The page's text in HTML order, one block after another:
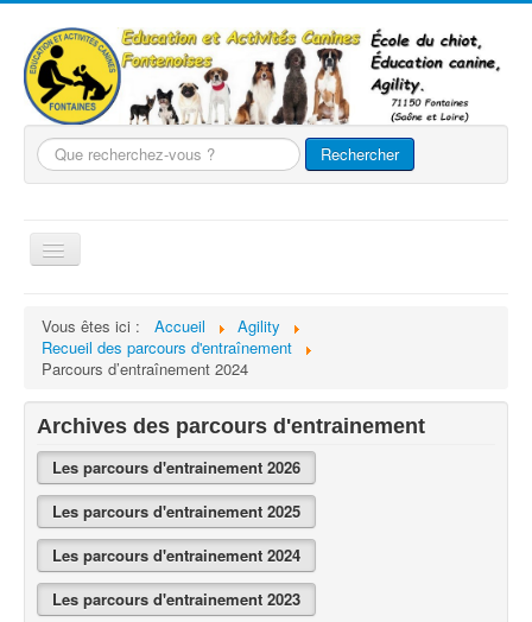
Que
recherchez-
vous
Rechercher
Basculer
la
Le club
Nos activités
Agility
Evènements
Exercices à la maison
Liens
Vous êtes ici : Accueil
Agility
Recueil des parcours d'entraînement
Parcours d’entraînement 2024
Archives des parcours d'entrainement
Les parcours d'entrainement 2026
Les parcours d'entrainement 2025
Les parcours d'entrainement 2024
Les parcours d'entrainement 2023